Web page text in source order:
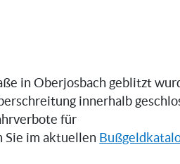
in Oberjosbach geblitzt
innerhalb
für
Sie im aktuellen